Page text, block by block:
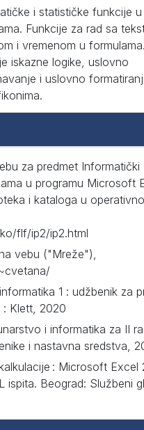
i statističke funkcije u
Funkcije za rad sa
i vremenom u
iskazne logike, uslovno
i uslovno
za predmet Informatički
u programu Microsoft
i kataloga u
flf/ip2/ip2.html
vebu ("Mreže"),
1 : udžbenik za
: Klett, 2020
i informatika za II
i nastavna sredstva,
: Microsoft Excel
ispita. Beograd: Službeni